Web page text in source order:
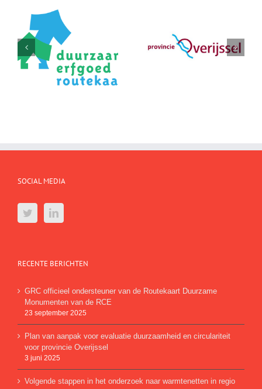
woningen
in
Hart
van
Brabant”
goed
ontvangen
Plan van aanpak voor
duurzaamheid en
circulariteit voor
provincie Overijssel
Volgende stappen in
het onderzoek naar
SOCIAL MEDIA
RECENTE BERICHTEN
GRC officieel ondersteuner van de Routekaart Duurzame
Monumenten van de RCE
23 september 2025
Plan van aanpak voor evaluatie duurzaamheid en circulariteit
voor provincie Overijssel
3 juni 2025
Volgende stappen in het onderzoek naar warmtenetten in regio